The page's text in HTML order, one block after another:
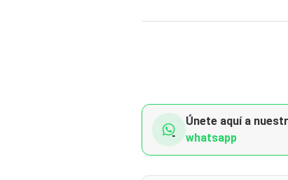
Únete aquí a
whatsapp